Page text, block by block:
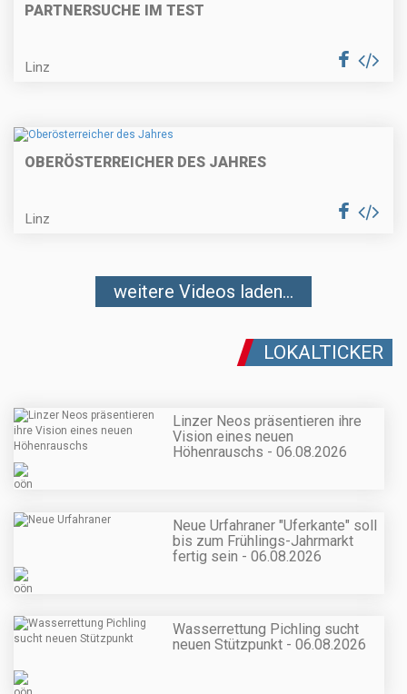
PARTNERSUCHE IM TEST
Linz
OBERÖSTERREICHER DES JAHRES
Linz
weitere Videos laden...
LOKALTICKER
Linzer Neos präsentieren ihre
Vision eines neuen
Höhenrauschs - 06.08.2026
Neue Urfahraner "Uferkante" soll
bis zum Frühlings-Jahrmarkt
fertig sein - 06.08.2026
Wasserrettung Pichling sucht
neuen Stützpunkt - 06.08.2026